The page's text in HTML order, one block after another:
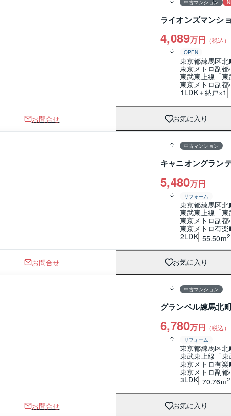
中古マンション
ライオンズマンシ
4,089万円 （税込）
OPEN
東京都練馬区北
東京メトロ副
東武東上線「
東京メトロ副
1LDK＋納戸×1
お問合せ お気に入り
中古マンション
キャニオングラン
5,480万円
リフォーム
東京都練馬区北
東武東上線「
東京メトロ副
東京メトロ有
2LDK 55.50m2
お問合せ お気に入り
中古マンション
グランベル練馬北
6,780万円 （税込）
リフォーム
東京都練馬区北
東武東上線「
東京メトロ有
東京メトロ副
3LDK 70.76m2
お問合せ お気に入り